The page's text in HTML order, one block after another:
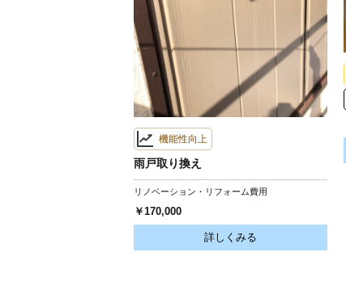
機能性向上
雨戸取り換え
リノベーション・リフォーム費用
￥170,000
詳しくみる